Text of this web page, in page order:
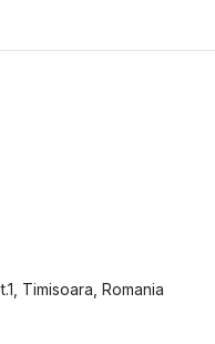
Timisoara, Romania